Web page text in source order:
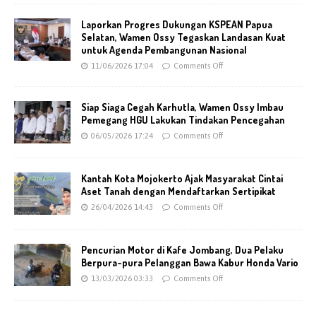
Laporkan Progres Dukungan KSPEAN Papua
Selatan, Wamen Ossy Tegaskan Landasan Kuat
untuk Agenda Pembangunan Nasional
11/06/2026 17:04 Comments Off
Siap Siaga Cegah Karhutla, Wamen Ossy Imbau
Pemegang HGU Lakukan Tindakan Pencegahan
06/05/2026 17:24 Comments Off
Kantah Kota Mojokerto Ajak Masyarakat Cintai
Aset Tanah dengan Mendaftarkan Sertipikat
26/04/2026 14:43 Comments Off
Pencurian Motor di Kafe Jombang, Dua Pelaku
Berpura-pura Pelanggan Bawa Kabur Honda Vario
13/03/2026 03:33 Comments Off